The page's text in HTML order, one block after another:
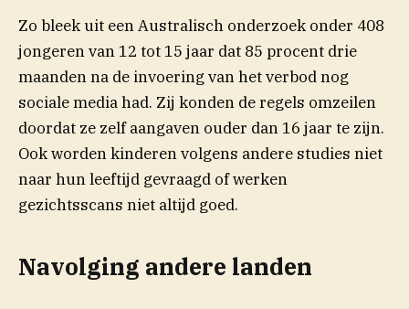
Zo bleek uit een Australisch onderzoek(opent in
onder 408
jongeren van 12 tot 15 jaar dat 85 procent drie
maanden na de invoering van het verbod nog
sociale media had. Zij konden de regels omzeilen
doordat ze zelf aangaven ouder dan 16 jaar te zijn.
Ook worden kinderen volgens andere studies niet
naar hun leeftijd gevraagd of werken
gezichtsscans niet altijd goed.
Navolging andere landen